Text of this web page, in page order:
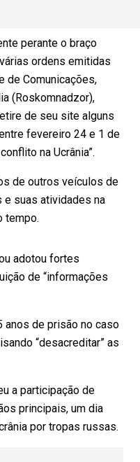
perante o braço
ordens emitidas
de Comunicações,
(Roskomnadzor),
de seu site alguns
fevereiro 24 e 1 de
na Ucrânia”.
de outros veículos de
e suas atividades na
tempo.
adotou fortes
de “informações
anos de prisão no caso
“desacreditar” as
a participação de
principais, um dia
por tropas russas.